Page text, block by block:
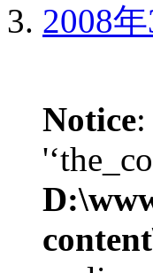
2008
Notice